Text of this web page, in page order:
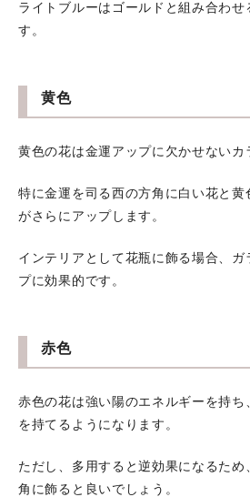
ライトブルーはゴールドと組み合わせ
す。
黄色
黄色の花は金運アップに欠かせないカ
特に金運を司る西の方角に白い花と
がさらにアップします。
インテリアとして花瓶に飾る場合、ガ
プに効果的です。
赤色
赤色の花は強い陽のエネルギーを持
を持てるようになります。
ただし、多用すると逆効果になるため
角に飾ると良いでしょう。